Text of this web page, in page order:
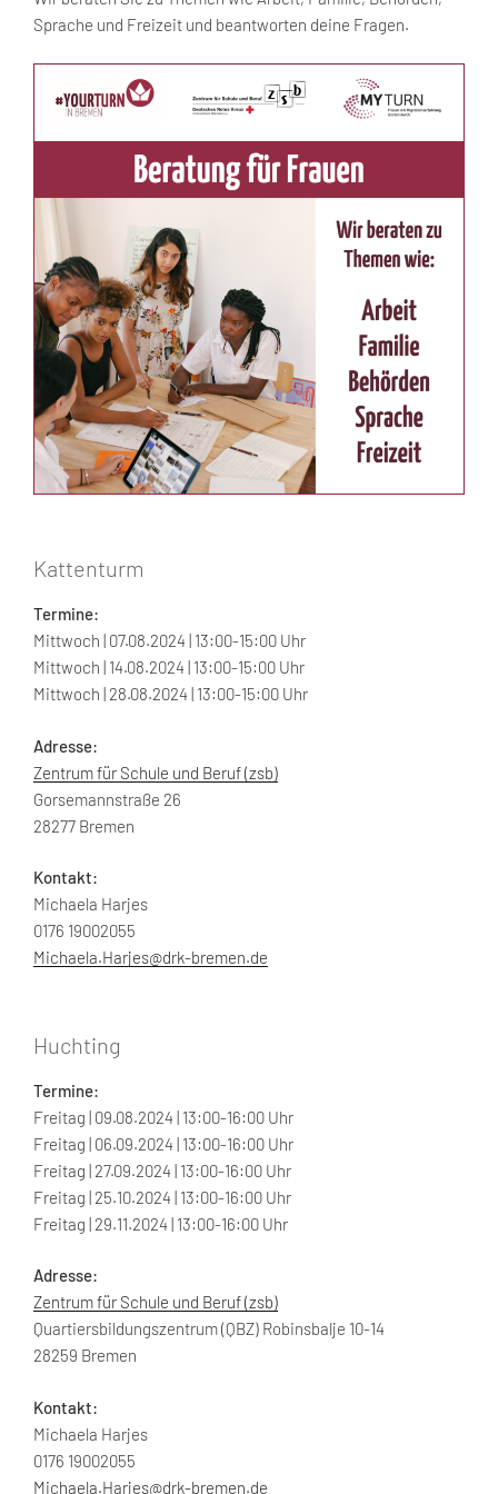
Sprache und Freizeit und beantworten deine Fragen.
Kattenturm
Termine:
Mittwoch | 07.08.2024 | 13:00-15:00 Uhr
Mittwoch | 14.08.2024 | 13:00-15:00 Uhr
Mittwoch | 28.08.2024 | 13:00-15:00 Uhr
Adresse:
Zentrum für Schule und Beruf (zsb)
Gorsemannstraße 26
28277 Bremen
Kontakt:
Michaela Harjes
0176 19002055
Michaela.Harjes@drk-bremen.de
Huchting
Termine:
Freitag | 09.08.2024 | 13:00-16:00 Uhr
Freitag | 06.09.2024 | 13:00-16:00 Uhr
Freitag | 27.09.2024 | 13:00-16:00 Uhr
Freitag | 25.10.2024 | 13:00-16:00 Uhr
Freitag | 29.11.2024 | 13:00-16:00 Uhr
Adresse:
Zentrum für Schule und Beruf (zsb)
Quartiersbildungszentrum (QBZ) Robinsbalje 10-14
28259 Bremen
Kontakt:
Michaela Harjes
0176 19002055
Michaela.Harjes@drk-bremen.de